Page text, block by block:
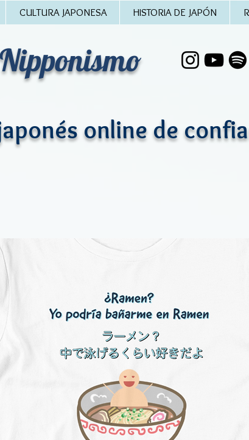
CULTURA JAPONESA HISTORIA DE JAPÓN
online de